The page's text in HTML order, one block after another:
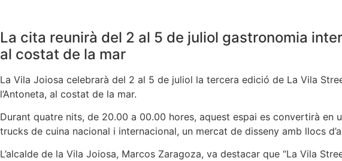
La cita reunirà del 2 al 5 de juliol gastronomia
al costat de la mar
La Vila Joiosa celebrarà del 2 al 5 de juliol la tercera edició de La Vila
l’Antoneta, al costat de la mar.
Durant quatre nits, de 20.00 a 00.00 hores, aquest espai es convertirà
trucks de cuina nacional i internacional, un mercat de disseny amb llocs
L’alcalde de la Vila Joiosa, Marcos Zaragoza, va destacar que “La Vila